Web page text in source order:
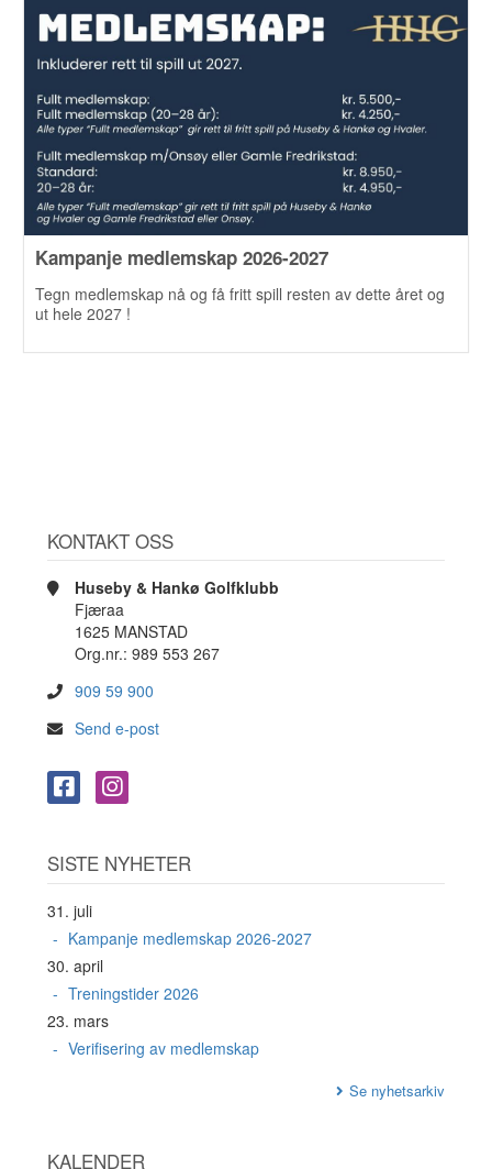
Kampanje medlemskap 2026-2027
Tegn medlemskap nå og få fritt spill resten av dette året og
ut hele 2027 !
KONTAKT OSS
Huseby & Hankø Golfklubb
Fjæraa
1625 MANSTAD
Org.nr.: 989 553 267
909 59 900
Send e-post
SISTE NYHETER
31. juli
Kampanje medlemskap 2026-2027
30. april
Treningstider 2026
23. mars
Verifisering av medlemskap
Se nyhetsarkiv
KALENDER